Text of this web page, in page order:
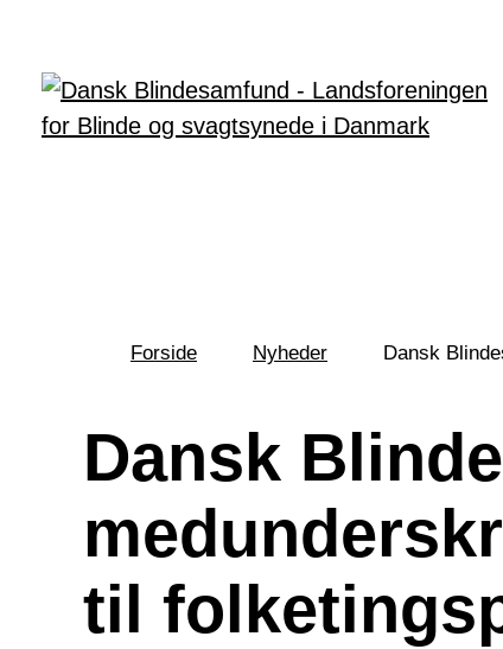
her:
Forside Nyheder Dansk
Dansk
til